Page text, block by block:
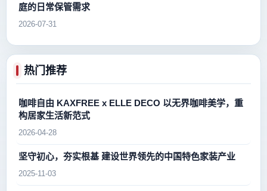
庭的日常保管需求
2026-07-31
热门推荐
咖啡自由 KAXFREE x ELLE DECO 以无界咖啡美学，重
构居家生活新范式
2026-04-28
坚守初心，夯实根基 建设世界领先的中国特色家装产业
2025-11-03